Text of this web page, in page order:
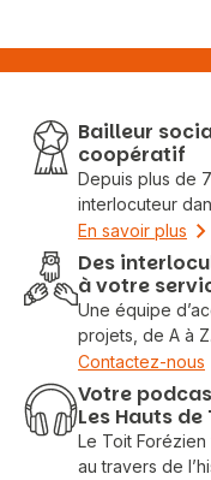
Bailleur
coopératif
Depuis plus de
interlocuteur
En savoir plus
Des
à votre
Une équipe
projets, de A à Z.
Contactez-nous
Votre
Les Hauts
Le Toit
au travers de